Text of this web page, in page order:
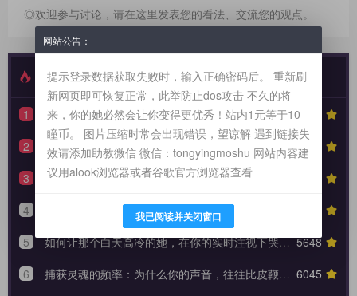
◎欢迎参与讨论，请在这里发表您的看法、交流您的观点。
最新发布 特别推荐
7474
1
【性奴系列】90天全周期 TPE 驯化蓝图，打造永不背叛的K6性奴归宿
6223
2
【驯化分享】《从撕裂到皈依：狗奴与性奴双重身份转换的权力美学》90天全周期身份转换训练日志模板
3
【羞辱系列】红绿灯反馈动态控制系统（附中度羞辱的3大安全底线）
4
生活化支配指南：如何在日常闲聊的缝隙里，埋下让她瞬间腿软的言语钩子？
5648
5
如何让那个白天高冷的她，在你的实时注视下哭着承认内心的荒芜？
6045
6
捕获灵魂的频率：为什么你的声音，往往比皮鞭更能让她战栗？
网站公告：
提示登录数据获取失败时，输入正确密码后。 重新刷
新网页即可恢复正常，此举防止dos攻击 不久的将
来，你的她必然会让你变得更优秀！站内1元等于10
瞳币。 图片压缩时常会出现错误，望谅解 遇到链接失
效请添加助教微信 微信：tongyingmoshu 网站内容建
议用alook浏览器或者谷歌官方浏览器查看
我已阅读并关闭窗口